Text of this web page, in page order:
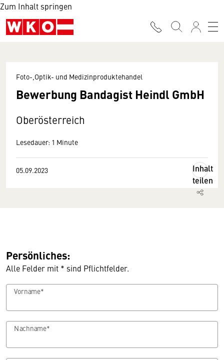
Zum Inhalt springen
Foto-,Optik- und Medizinproduktehandel
Bewerbung Bandagist Heindl GmbH
Oberösterreich
Lesedauer: 1 Minute
05.09.2023
Inhalt
teilen
Persönliches:
Alle Felder mit * sind Pflichtfelder.
Vorname*
Nachname*